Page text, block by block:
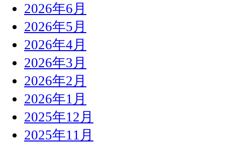
2026年6月
2026年5月
2026年4月
2026年3月
2026年2月
2026年1月
2025年12月
2025年11月